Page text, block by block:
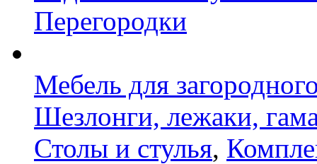
Перегородки
Мебель для
Шезлонги, лежаки,
Столы и стулья,